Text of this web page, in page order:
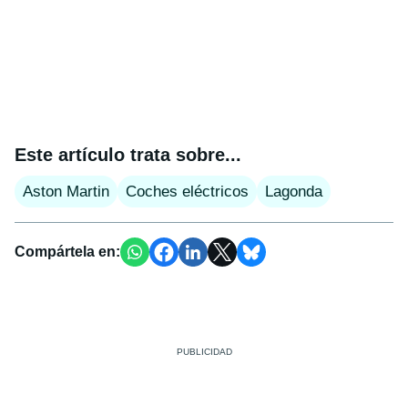
Este artículo trata sobre...
Aston Martin Coches eléctricos Lagonda
Compártela en: